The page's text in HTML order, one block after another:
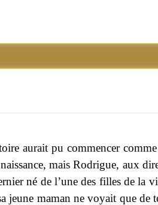
aurait pu commencer
mais Rodrigue, aux
né de l’une des filles de la
maman ne voyait que de